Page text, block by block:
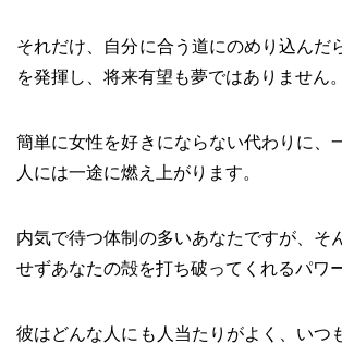
それだけ、自分に合う道にのめり込んだ
を発揮し、将来有望も夢ではありません。
簡単に女性を好きにならない代わりに、
人には一途に燃え上がります。
内気で待つ体制の多いあなたですが、そ
せずあなたの殻を打ち破ってくれるパワ
彼はどんな人にも人当たりがよく、いつ